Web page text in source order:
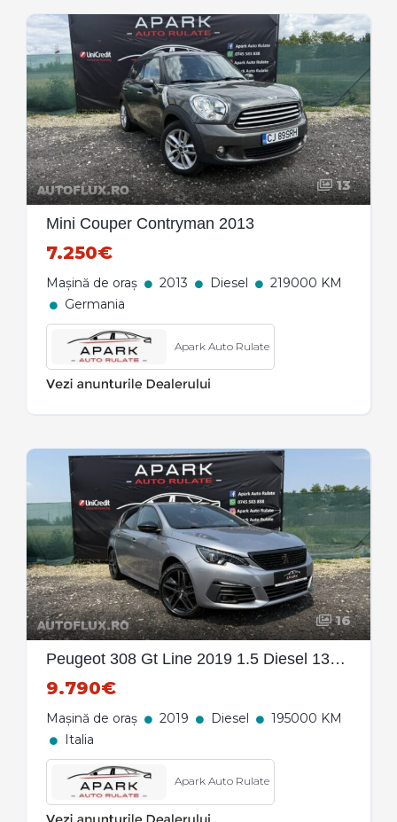
13
Mini Couper Contryman 2013
7.250€
Mașină de oraș 2013 Diesel
219000 KM
Germania
Apark Auto Rulate
16
Peugeot 308 Gt Line 2019 1.5 Diesel 130 CP
9.790€
Mașină de oraș 2019 Diesel
195000 KM
Italia
Apark Auto Rulate